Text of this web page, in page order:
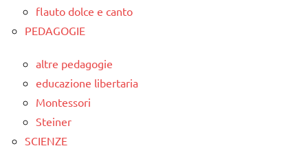
flauto dolce e canto
PEDAGOGIE
altre pedagogie
educazione libertaria
Montessori
Steiner
SCIENZE